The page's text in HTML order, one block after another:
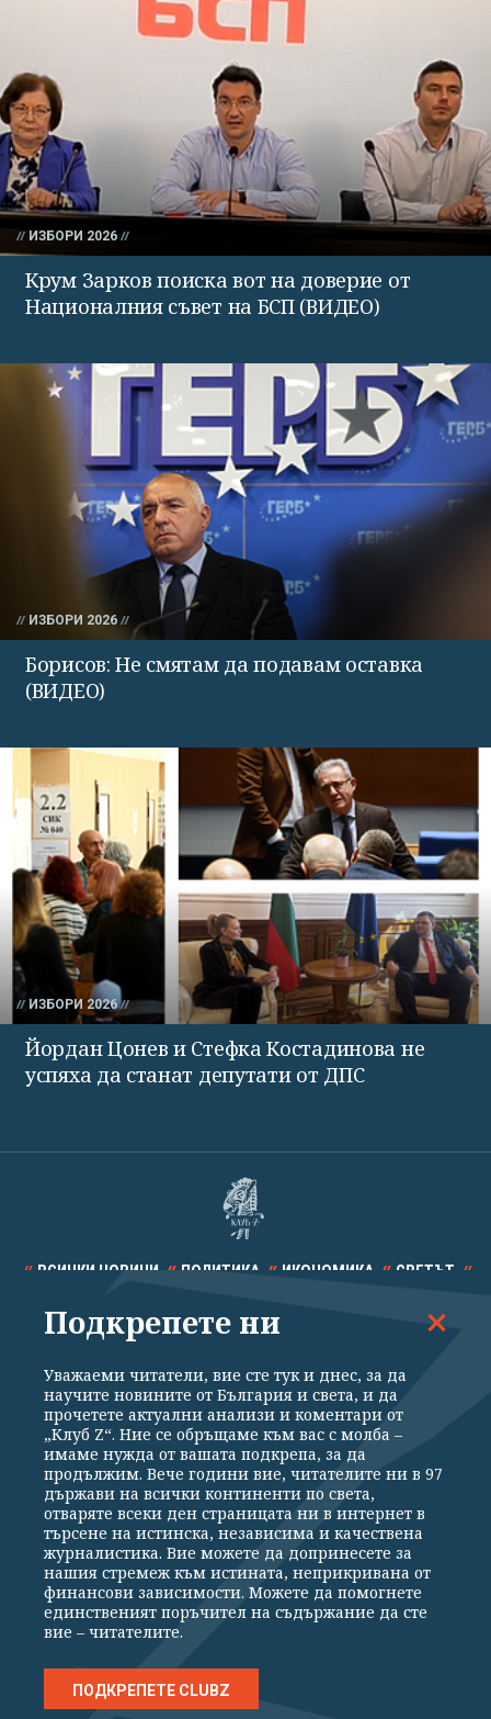
ИЗБОРИ 2026
Крум Зарков поиска вот на доверие от
Националния съвет на БСП (ВИДЕО)
ИЗБОРИ 2026
Борисов: Не смятам да подавам оставка
(ВИДЕО)
ИЗБОРИ 2026
Йордан Цонев и Стефка Костадинова не
успяха да станат депутати от ДПС
ВСИЧКИ НОВИНИ ПОЛИТИКА ИКОНОМИКА СВЕТЪТ
СПОРТ КУЛТУРА ТЕХНОЛОГИИ КАЛЕЙДОСКОП
Общи условия
Политика за поверителност
Реклама
Партньори Контакти
За Клуб Z
Екип
Подкрепете ни
Издател на www.clubz.bg е „Клуб Зебра Медия“ ЕООД, София, ул. "Алеко
Константинов" 3. Всички права запазени 2026 „Клуб Зебра Медия“
Препечатването на материали, снимки и видео от www.clubz.bg без
разрешение ще бъде преследвано по съдебен път, съгласно
ОБЩИТЕ УСЛОВИЯ
Подкрепете ни
Уважаеми читатели, вие сте тук и днес, за да
научите новините от България и света, и да
прочетете актуални анализи и коментари от
„Клуб Z“. Ние се обръщаме към вас с молба –
имаме нужда от вашата подкрепа, за да
продължим. Вече години вие, читателите ни в 97
държави на всички континенти по света,
отваряте всеки ден страницата ни в интернет в
търсене на истинска, независима и качествена
журналистика. Вие можете да допринесете за
нашия стремеж към истината, неприкривана от
финансови зависимости. Можете да помогнете
единственият поръчител на съдържание да сте
вие – читателите.
ПОДКРЕПЕТЕ CLUBZ